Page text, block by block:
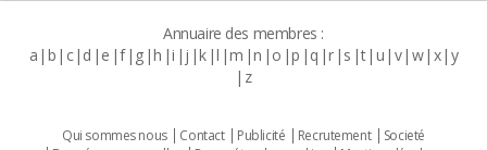
Annuaire des membres :
a b c d e f g h i j k l m n o p q r s t u v w x y
z
Qui sommes nous Contact Publicité Recrutement
Societé